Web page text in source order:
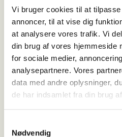
Vi bruger cookies til at
annoncer, til at vise dig
at analysere vores trafik. Vi
din brug af vores hjemmeside
for sociale medier,
analysepartnere. Vores
data med andre oplysninger,
de har indsamlet fra din brug
Nødvendig
rig mulighed for.
mange spændende
naturtyper, strand,
overdrev. Mod sydvest
nåleskov. Her er rig
spiselige arter du
opdage nye. Hvis du
usikker på, kan du gå